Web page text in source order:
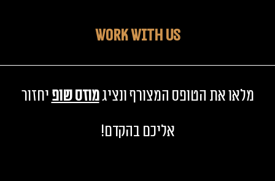
WORK WITH US
מלאו את הטופס המצורף ונציגמוזס שופ יחזור
אליכם בהקדם!